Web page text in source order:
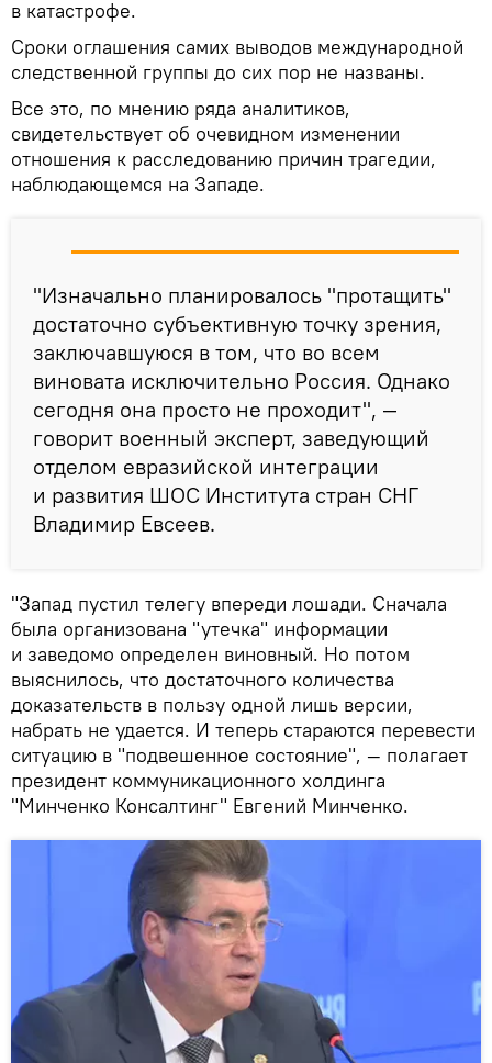
в катастрофе.
Сроки оглашения самих выводов международной
следственной группы до сих пор не названы.
Все это, по мнению ряда аналитиков,
свидетельствует об очевидном изменении
отношения к расследованию причин трагедии,
наблюдающемся на Западе.
"Изначально планировалось "протащить"
достаточно субъективную точку зрения,
заключавшуюся в том, что во всем
виновата исключительно Россия. Однако
сегодня она просто не проходит", —
говорит военный эксперт, заведующий
отделом евразийской интеграции
и развития ШОС Института стран СНГ
Владимир Евсеев.
"Запад пустил телегу впереди лошади. Сначала
была организована "утечка" информации
и заведомо определен виновный. Но потом
выяснилось, что достаточного количества
доказательств в пользу одной лишь версии,
набрать не удается. И теперь стараются перевести
ситуацию в "подвешенное состояние", — полагает
президент коммуникационного холдинга
"Минченко Консалтинг" Евгений Минченко.